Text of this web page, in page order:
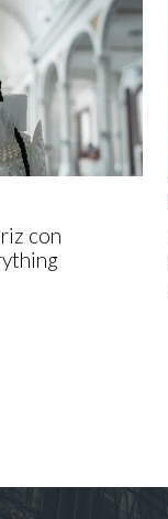
con